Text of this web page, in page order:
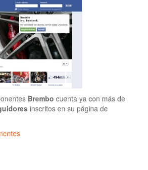
Brembo cuenta ya con más de
inscritos en su página de